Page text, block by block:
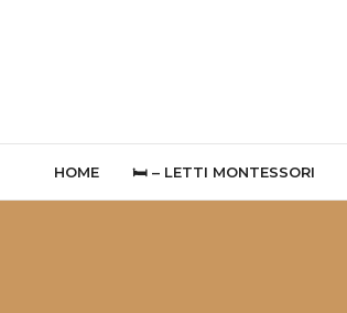
HOME 🛏 – LETTI MONTESSORI